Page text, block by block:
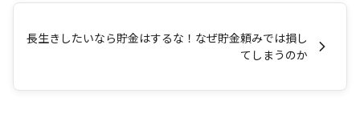
長生きしたいなら貯金はするな！なぜ貯金頼みでは損し
てしまうのか